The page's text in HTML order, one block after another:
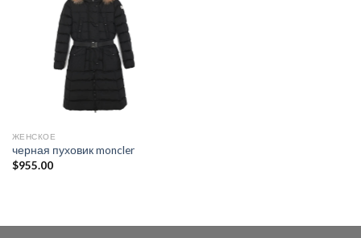
ЖЕНСКОЕ
черная пуховик moncler
$955.00